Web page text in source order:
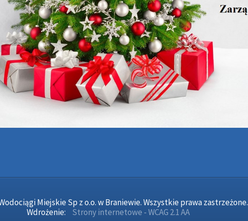
Miejskie Sp z o.o. w Braniewie. Wszystkie prawa zastrzeżone.
Wdrożenie:
Strony internetowe - WCAG 2.1 AA